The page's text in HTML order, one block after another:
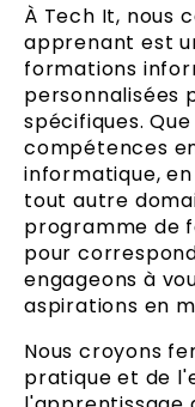
À Tech It, nous
apprenant est
formations
personnalisées
spécifiques.
compétences
informatique,
tout autre
programme de
pour
engageons à
aspirations en
Nous croyons
pratique et de